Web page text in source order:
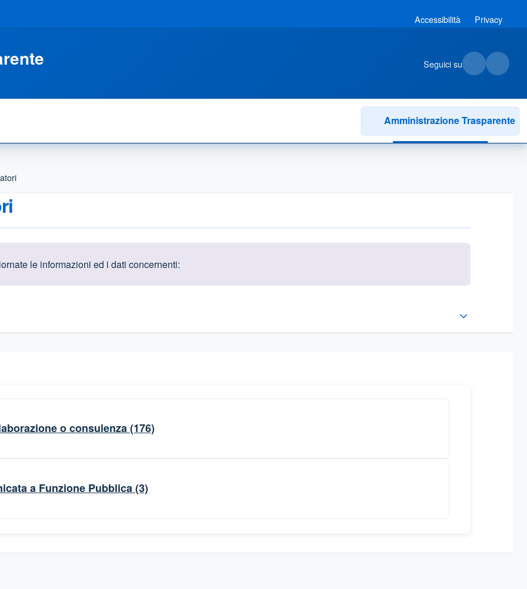
Accessibilità Privacy
Seguici su
Amministrazione Trasparente
le informazioni ed i dati concernenti:
o consulenza(176)
a Funzione Pubblica(3)